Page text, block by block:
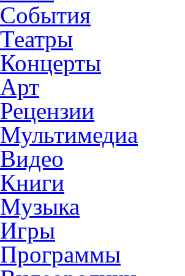
События
Театры
Концерты
Арт
Рецензии
Мультимедиа
Видео
Книги
Музыка
Игры
Программы